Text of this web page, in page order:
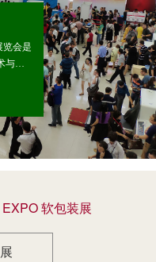
览会是
与服
和
年6
上海
国际
软包装展